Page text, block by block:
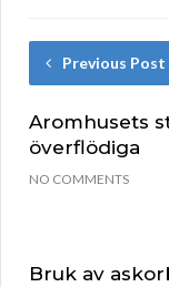
Previous Post
Aromhusets
överflödiga
NO COMMENTS
Bruk av